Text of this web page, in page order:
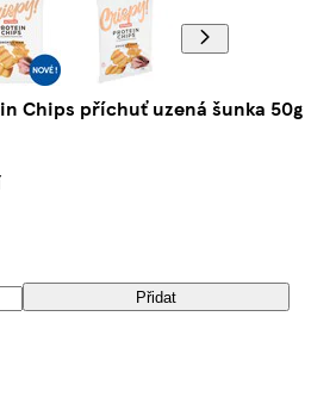
Chips příchuť uzená šunka 50g
Přidat